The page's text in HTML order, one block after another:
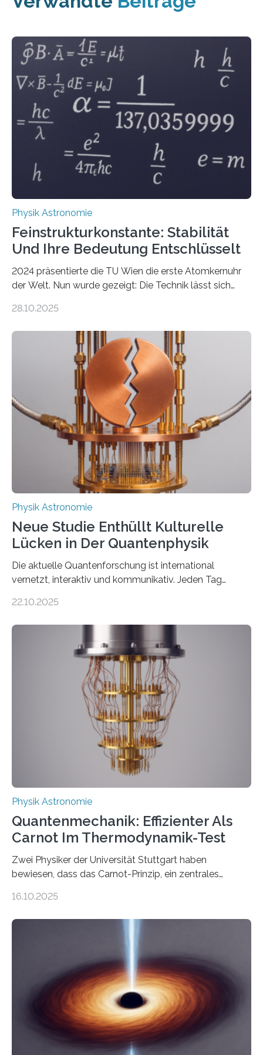
Physik Astronomie
Feinstrukturkonstante: Stabilität
Und Ihre Bedeutung Entschlüsselt
2024 präsentierte die TU Wien die erste Atomkernuhr
der Welt. Nun wurde gezeigt: Die Technik lässt sich
fundamentalen Physik nachzugehen. Thorium-
Messungen verwenden. Das hatte man jahrzehntelang
vermutet, weltweit war nach den passenden
Atomkern-Zuständen gesucht worden, 2024 gelang
einem Team der TU Wien mit Unterstützung
internationaler Partner der entscheidende Durchbruch:
Der lange diskutierte Thorium-Kernübergang wurde
gefunden. Kurz darauf konnte man zeigen, dass sich
Thorium tatsächlich nutzen lässt, um hochpräzise…
28.10.2025
Physik Astronomie
Neue Studie Enthüllt Kulturelle
Lücken in Der Quantenphysik
Die aktuelle Quantenforschung ist international
vernetzt, interaktiv und kommunikativ. Jeden Tag
oft von Autor*innen, die eng zusammenarbeiten. Neue
werden schnell weiterentwickelt. Dies ist der Alltag in
der Forschung der Quantentheorie, die dieses Jahr 100
Jahre alt geworden ist, weshalb die UNESCO 2025 zum
Internationalen Jahr der Quantenwissenschaft und -
technologie ausgerufen hat. Doch nun hat eine
internationale Forschungsgruppe um den
22.10.2025
Physik Astronomie
Quantenmechanik: Effizienter Als
Carnot Im Thermodynamik-Test
Zwei Physiker der Universität Stuttgart haben
bewiesen, dass das Carnot-Prinzip, ein zentrales
Größenordnung von Atomen gilt, deren physikalische
Quantenmotoren voranbringen. Das
Wissenschaftsjournal Science Advances veröffentlichte
die Herleitung. (DOI: 10.1126/sciadv.adw8462)
Verbrennungsmotoren oder Dampfturbinen sind
Wärmekraftmaschinen: Sie wandeln thermische
Energie in mechanische Bewegung um – oder anders
ausgedrückt, Wärme in Bewegung. In
16.10.2025